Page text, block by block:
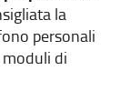
la
personali
di